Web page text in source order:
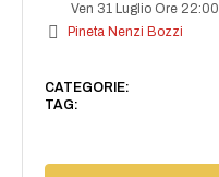
Ven 31 Luglio Ore 22:00
Pineta Nenzi Bozzi
CATEGORIE:
TAG: